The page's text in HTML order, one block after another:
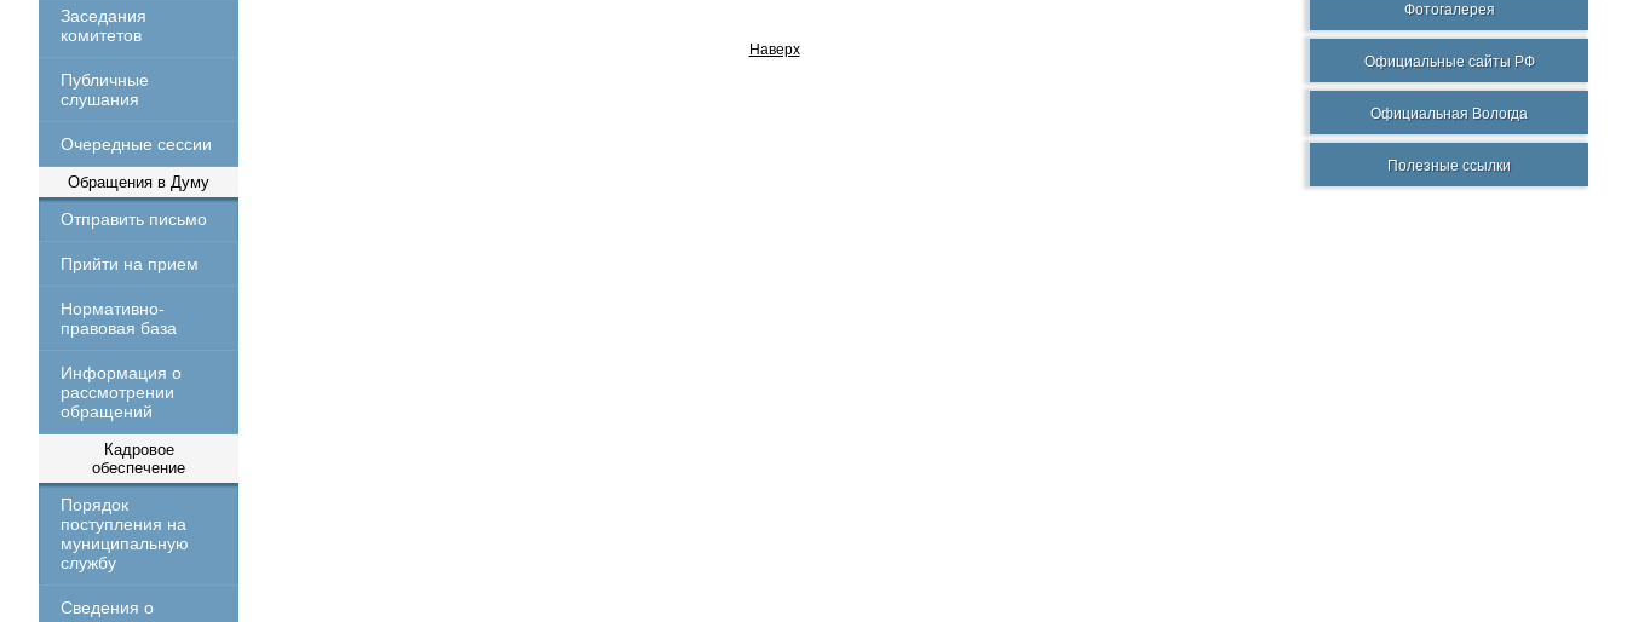
Заседания
комитетов
Публичные
слушания
Очередные сессии
Обращения в Думу
Отправить письмо
Прийти на прием
Нормативно-
правовая база
Информация о
рассмотрении
обращений
Кадровое
обеспечение
Порядок
поступления на
муниципальную
службу
Сведения о
Наверх
Фотогалерея
Официальные сайты РФ
Официальная Вологда
Полезные ссылки